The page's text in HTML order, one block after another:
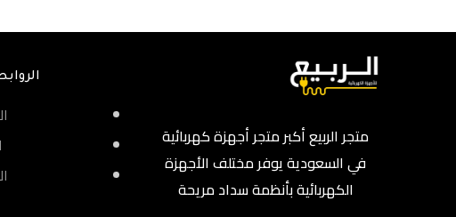
متجر الربيع أكبر متجر أجهزة كهربائية
في السعودية يوفر مختلف الأجهزة
الكهربائية بأنظمة سداد مريحة